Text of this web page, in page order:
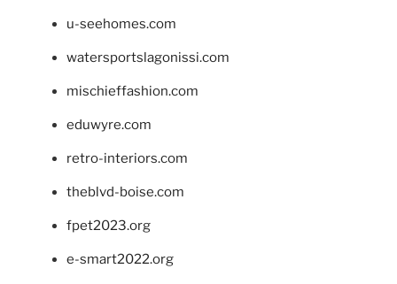
u-seehomes.com
watersportslagonissi.com
mischieffashion.com
eduwyre.com
retro-interiors.com
theblvd-boise.com
fpet2023.org
e-smart2022.org